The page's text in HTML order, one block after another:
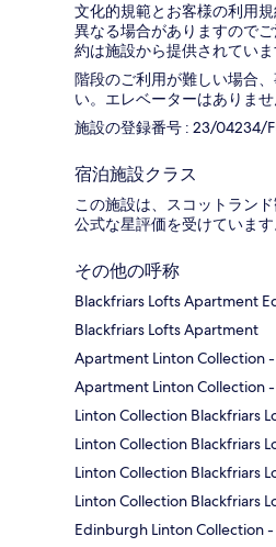
文化的規範とお客様の利用
異なる場合がありますので
約は施設から提供されていま
階段のご利用が難しい場合
い。エレベーターはありませ
施設の登録番号 : 23/04234/
宿泊施設クラス
この施設は、スコットラン
公式な星評価を受けています
その他の呼称
Blackfriars Lofts Apartment
Blackfriars Lofts Apartment
Apartment Linton Collection
Apartment Linton Collection
Linton Collection Blackfriars
Linton Collection Blackfriars
Linton Collection Blackfriars
Linton Collection Blackfriars
Edinburgh Linton Collection